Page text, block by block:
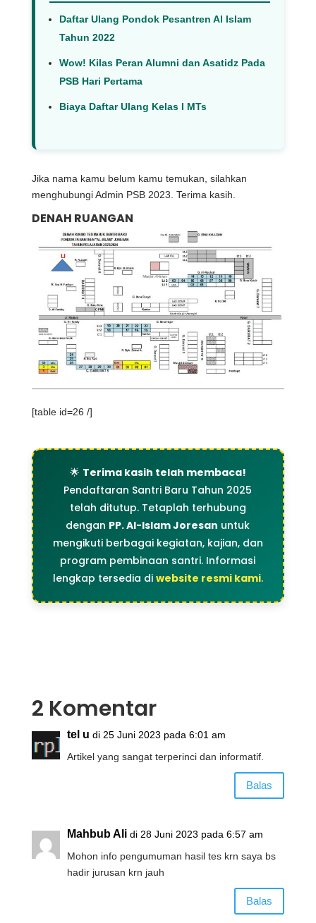
Daftar Ulang Pondok Pesantren Al Islam
Tahun 2022
Wow! Kilas Peran Alumni dan Asatidz Pada
PSB Hari Pertama
Biaya Daftar Ulang Kelas I MTs
Jika nama kamu belum kamu temukan, silahkan
menghubungi Admin PSB 2023. Terima kasih.
DENAH RUANGAN
[table id=26 /]
🌟 Terima kasih telah membaca!
Pendaftaran Santri Baru Tahun 2025
telah ditutup. Tetaplah terhubung
dengan PP. Al-Islam Joresan untuk
mengikuti berbagai kegiatan, kajian, dan
program pembinaan santri. Informasi
lengkap tersedia di website resmi kami.
2 Komentar
tel u di 25 Juni 2023 pada 6:01 am
Artikel yang sangat terperinci dan informatif.
Balas
Mahbub Ali di 28 Juni 2023 pada 6:57 am
Mohon info pengumuman hasil tes krn saya bs
hadir jurusan krn jauh
Balas